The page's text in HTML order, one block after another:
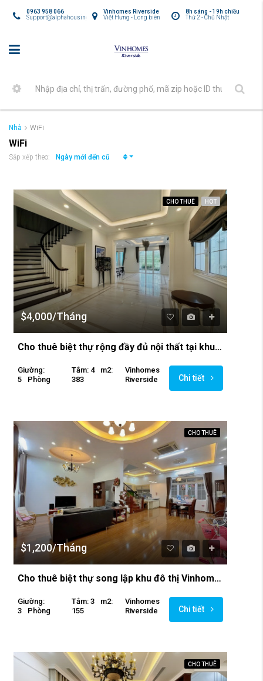
8h sáng - 19h chiều
Thứ 2 - Chủ Nhật
Vinhomes Riverside
Việt Hưng - Long biên
0963 958 066
Support@alphahousing.vn
Nhà WiFi
WiFi
Sắp xếp theo: Ngày mới đến cũ
CHO THUÊ HOT
$4,000/Tháng
Cho thuê biệt thự rộng đầy đủ nội thất tại khu Vinhomes Riverside
Giường:
5
Phòng
Tắm: 4
M2:
383
Vinhomes
Riverside
Chi tiết
CHO THUÊ
$1,200/Tháng
Cho thuê biệt thự song lập khu đô thị Vinhomes Riverside
Giường:
3
Phòng
Tắm: 3
M2:
155
Vinhomes
Riverside
Chi tiết
CHO THUÊ